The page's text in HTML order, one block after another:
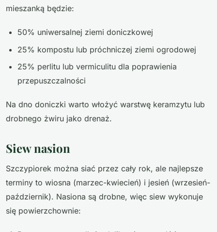
mieszanką będzie:
50% uniwersalnej ziemi doniczkowej
25% kompostu lub próchniczej ziemi ogrodowej
25% perlitu lub vermiculitu dla poprawienia
przepuszczalności
Na dno doniczki warto włożyć warstwę keramzytu lub
drobnego żwiru jako drenaż.
Siew nasion
Szczypiorek można siać przez cały rok, ale najlepsze
terminy to wiosna (marzec-kwiecień) i jesień (wrzesień-
październik). Nasiona są drobne, więc siew wykonuje
się powierzchownie: